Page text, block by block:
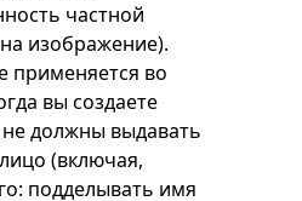
частной
изображение).
применяется во
вы создаете
должны выдавать
(включая,
подделывать имя